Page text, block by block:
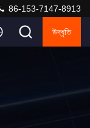
86-153-7147-8913
উদ্ধৃতি